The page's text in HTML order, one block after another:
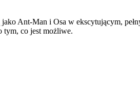
Ant-Man i Osa w ekscytującym,
tym, co jest możliwe.